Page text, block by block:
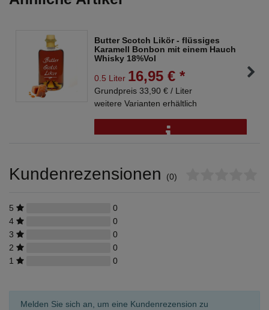
Butter Scotch Likör - flüssiges
Karamell Bonbon mit einem Hauch
Whisky 18%Vol
0.5 Liter 16,95 € *
Grundpreis 33,90 € / Liter
weitere Varianten erhältlich
Kundenrezensionen (0)
5
0
4
0
3
0
2
0
1
0
Melden Sie sich an, um eine Kundenrezension zu